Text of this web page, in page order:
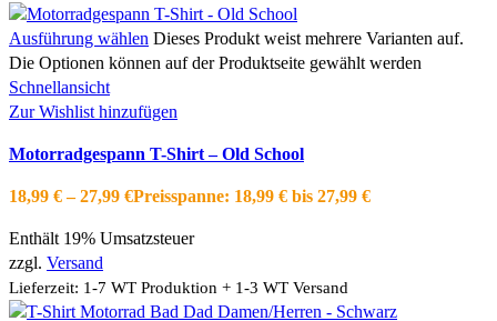
Ausführung wählen Dieses Produkt weist mehrere Varianten auf.
Die Optionen können auf der Produktseite gewählt werden
Schnellansicht
Zur Wishlist hinzufügen
Motorradgespann T-Shirt – Old School
18,99 € –27,99 €Preisspanne: 18,99 € bis 27,99 €
Enthält 19% Umsatzsteuer
zzgl. Versand
Lieferzeit: 1-7 WT Produktion + 1-3 WT Versand